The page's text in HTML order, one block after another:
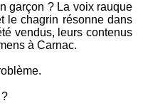
garçon ? La voix rauque
le chagrin résonne dans
vendus, leurs contenus
à Carnac.